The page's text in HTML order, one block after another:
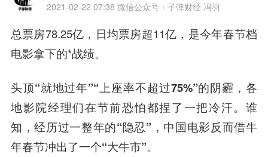
2021-02-22 07:38 微信公众号：子弹财经 冯羽
总票房78.25亿，日均票房超11亿，是今年春节档
电影拿下的*战绩。
头顶“就地过年”“上座率不超过75%”的阴霾，各
地影院经理们在节前恐怕都捏了一把冷汗。谁
知，经历过一整年的“隐忍”， 中国电影反而借牛
年春节冲出了一个“大牛市”。